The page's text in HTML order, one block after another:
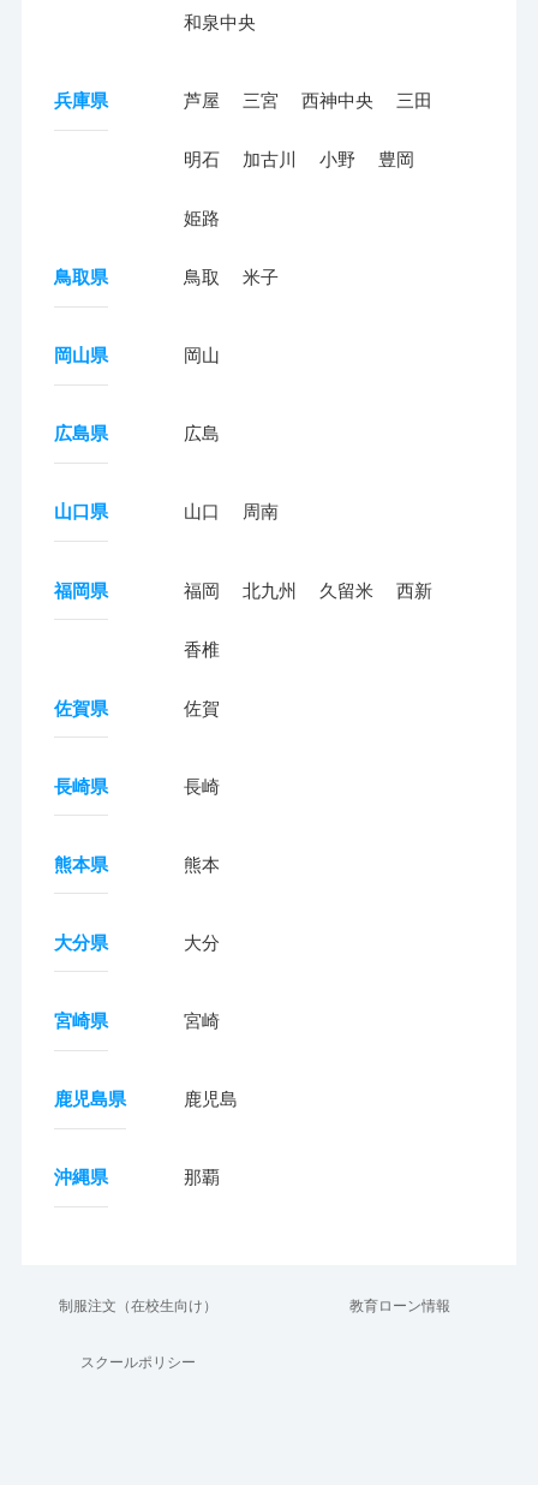
和泉中央
兵庫県 芦屋 三宮 西神中央 三田
明石 加古川 小野 豊岡
姫路
鳥取県 鳥取 米子
岡山県 岡山
広島県 広島
山口県 山口 周南
福岡県 福岡 北九州 久留米 西新
香椎
佐賀県 佐賀
長崎県 長崎
熊本県 熊本
大分県 大分
宮崎県 宮崎
鹿児島県 鹿児島
沖縄県 那覇
制服注文（在校生向け） 教育ローン情報
スクールポリシー